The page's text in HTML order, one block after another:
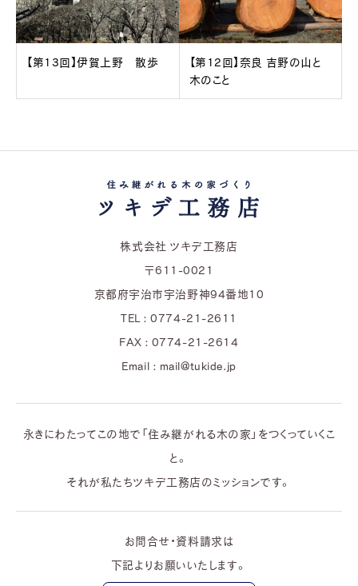
【第13回】伊賀上野 散歩
【第12回】奈良 吉野の山と
木のこと
株式会社 ツキデ工務店
〒611-0021
京都府宇治市宇治野神94番地10
TEL : 0774-21-2611
FAX : 0774-21-2614
Email : mail@tukide.jp
永きにわたってこの地で「住み継がれる木の家」をつくっていくこ
と。
それが私たちツキデ工務店のミッションです。
お問合せ・資料請求は
下記よりお願いいたします。